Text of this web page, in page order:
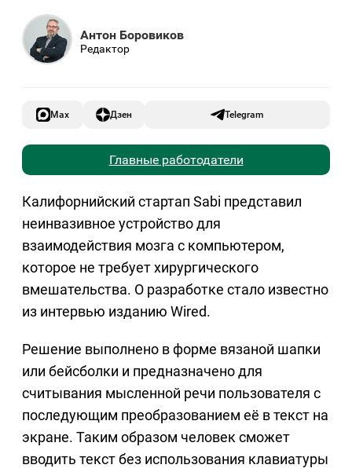
Антон Боровиков
Редактор
Max Дзен Telegram
Главные работодатели
Калифорнийский стартап Sabi представил
неинвазивное устройство для
взаимодействия мозга с компьютером,
которое не требует хирургического
вмешательства. О разработке стало известно
из интервью изданию Wired.
Решение выполнено в форме вязаной шапки
или бейсболки и предназначено для
считывания мысленной речи пользователя с
последующим преобразованием её в текст на
экране. Таким образом человек сможет
вводить текст без использования клавиатуры